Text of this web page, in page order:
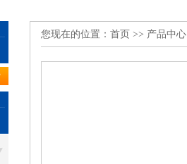
您现在的位置： 首页 >> 产品中心